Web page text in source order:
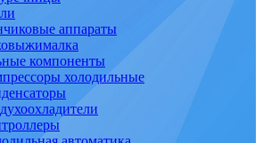
аппараты
компоненты
холодильные